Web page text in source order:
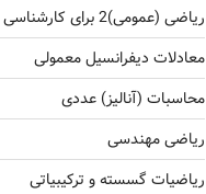
ریاضی (عمومی)2 برای کارشناسی فنی و غلوم پایه
معادلات دیفرانسیل معمولی
محاسبات (آنالیز) عددی
ریاضی مهندسی
ریاضیات گسسته و ترکیبیاتی